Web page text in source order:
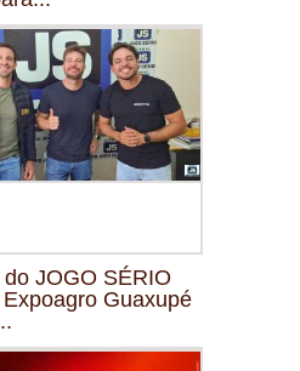
JOGO SÉRIO
Guaxupé